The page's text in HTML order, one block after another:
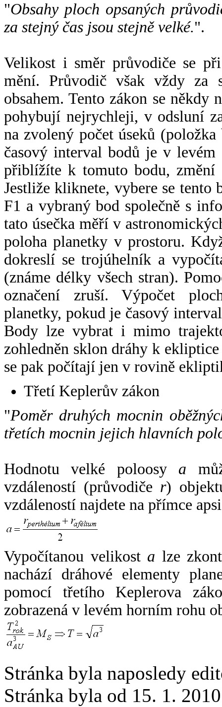
"Obsahy ploch opsaných
za stejný čas jsou stejně velké.".
Velikost i směr průvodiče se
mění. Průvodič však vždy za
obsahem. Tento zákon se někdy
pohybují nejrychleji, v odsluní
na zvolený počet úseků
časový interval bodů je v
přiblížíte k tomuto bodu,
Jestliže kliknete, vybere se tento
F1 a vybraný bod společně s
tato úsečka měří v
poloha planetky v prostoru.
dokreslí se trojúhelník a
(známe délky všech stran).
označení zruší. Výpočet
planetky, pokud je časový
Body lze vybrat i mimo
zohledněn sklon dráhy k
se pak počítají jen v rovině
Třetí Keplerův zákon
"Poměr druhých mocnin
třetích mocnin jejich hlavních
Hodnotu velké poloosy a
vzdáleností (průvodiče r)
vzdáleností najdete na přímce
Vypočítanou velikost a lze
nachází dráhové elementy
pomocí třetího Keplerova
zobrazená v levém horním rohu
Stránka byla naposledy
Stránka byla od 15. 1.